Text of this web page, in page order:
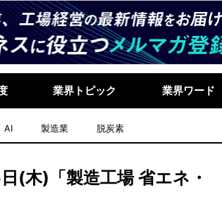
業界トピック 業界ワード
AI 製造業 脱炭素
(木)「製造工場 省エネ・